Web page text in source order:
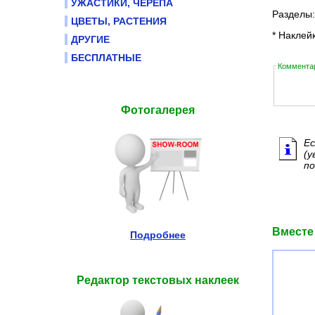
УЖАСТИКИ, ЧЕРЕПА
ЦВЕТЫ, РАСТЕНИЯ
ДРУГИЕ
БЕСПЛАТНЫЕ
Фотогалерея
Подробнее
Редактор текстовых наклеек
*